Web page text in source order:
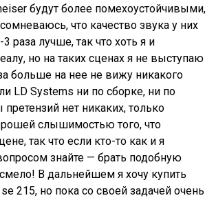
будут более помехоустойчивыми,
что качество звука у них
раза лучше, так что хоть я и
но на таких сценах я не выступаю
больше на нее не вижу никакого
LD Systems ни по сборке, ни по
претензий нет никаких, только
слышимостью того, что
так что если кто-то как и я
знайте — брать подобную
В дальнейшем я хочу купить
215, но пока со своей задачей очень